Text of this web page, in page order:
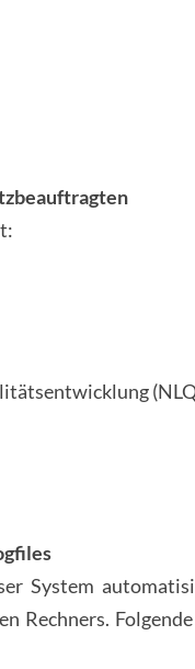
System
Rechners.